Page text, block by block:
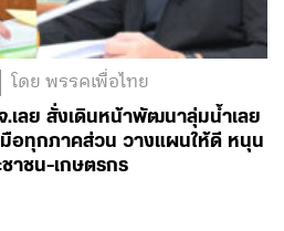
โดย พรรคเพื่อไทย
.เลย สั่งเดินหน้าพัฒนาลุ่มน้ำเลย
อทุกภาคส่วน วางแผนให้ดี หนุน
าชน-เกษตรกร